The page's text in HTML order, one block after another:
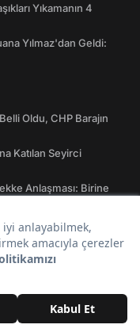
Yıkamanın 4
Yılmaz'dan Geldi:
Oldu, CHP Barajın
Katılan Seyirci
Anlaşması: Birine
Baş Belası
Alışkanlık, O
İtirafçı Oldu Cem